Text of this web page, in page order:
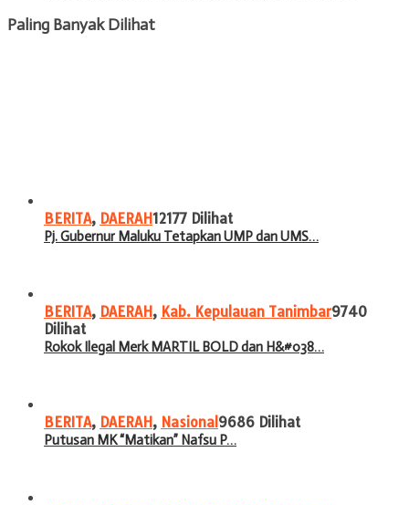
Paling Banyak Dilihat
BERITA, DAERAH12177 Dilihat
Pj. Gubernur Maluku Tetapkan UMP dan UMS…
BERITA, DAERAH, Kab. Kepulauan Tanimbar9740
Dilihat
Rokok Ilegal Merk MARTIL BOLD dan H&#038…
BERITA, DAERAH, Nasional 9686 Dilihat
Putusan MK “Matikan” Nafsu P…